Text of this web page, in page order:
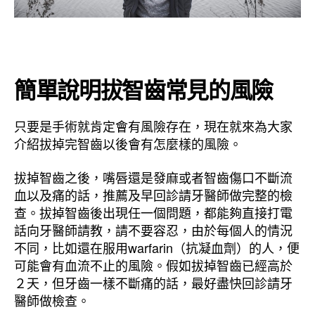
簡單說明拔智齒常見的風險
只要是手術就肯定會有風險存在，現在就來為大家
介紹拔掉完智齒以後會有怎麼樣的風險。
拔掉智齒之後，嘴唇還是發麻或者智齒傷口不斷流
血以及痛的話，推薦及早回診請牙醫師做完整的檢
查。拔掉智齒後出現任一個問題，都能夠直接打電
話向牙醫師請教，請不要容忍，由於每個人的情況
不同，比如還在服用warfarin（抗凝血劑）的人，便
可能會有血流不止的風險。假如拔掉智齒已經高於
２天，但牙齒一樣不斷痛的話，最好盡快回診請牙
醫師做檢查。